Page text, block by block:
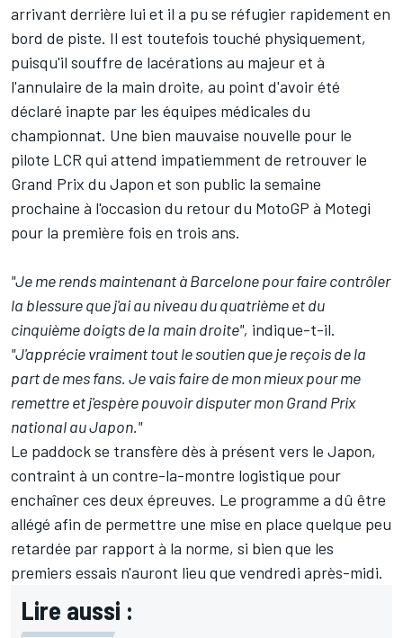
arrivant derrière lui et il a pu se réfugier rapidement en
bord de piste. Il est toutefois touché physiquement,
puisqu'il souffre de lacérations au majeur et à
l'annulaire de la main droite, au point d'avoir été
déclaré inapte par les équipes médicales du
championnat. Une bien mauvaise nouvelle pour le
pilote LCR qui attend impatiemment de retrouver le
Grand Prix du Japon et son public la semaine
prochaine à l'occasion du retour du MotoGP à Motegi
pour la première fois en trois ans.
"Je me rends maintenant à Barcelone pour faire contrôler
la blessure que j'ai au niveau du quatrième et du
cinquième doigts de la main droite", indique-t-il.
"J'apprécie vraiment tout le soutien que je reçois de la
part de mes fans. Je vais faire de mon mieux pour me
remettre et j'espère pouvoir disputer mon Grand Prix
national au Japon."
Le paddock se transfère dès à présent vers le Japon,
contraint à un contre-la-montre logistique pour
enchaîner ces deux épreuves. Le programme a dû être
allégé afin de permettre une mise en place quelque peu
retardée par rapport à la norme, si bien que les
premiers essais n'auront lieu que vendredi après-midi.
Lire aussi :